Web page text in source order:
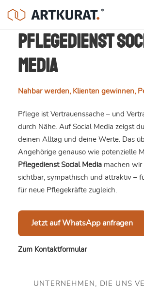
Pflegedienst
Media
Nahbar werden, Klienten gewinnen,
Pflege ist Vertrauenssache – und
durch Nähe. Auf Social Media zeigst
deinen Alltag und deine Werte. Das
Angehörige genauso wie potenzielle
Pflegedienst Social Mediamachen wir
sichtbar, sympathisch und attraktiv –
für neue Pflegekräfte zugleich.
Jetzt auf WhatsApp anfragen
Zum Kontaktformular
UNTERNEHMEN, DIE UNS